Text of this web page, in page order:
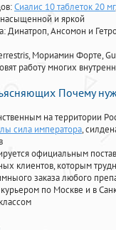
Сиалис 10 таблеток 20 мг
и яркой
: Динатроп, Ансомон и
Мориамин Форте,
работу многих
Почему
на территории
сила императора,
официальным
клиентов, которым
заказа любого
по Москве и в